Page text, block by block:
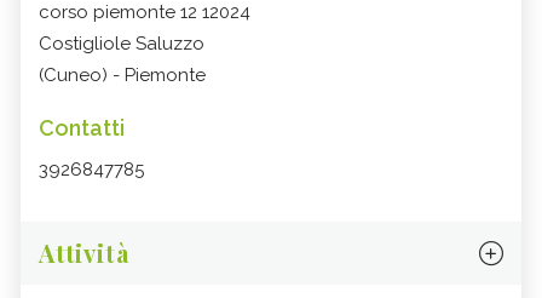
corso piemonte 12 12024
Costigliole Saluzzo
(Cuneo) - Piemonte
Contatti
3926847785
Attività